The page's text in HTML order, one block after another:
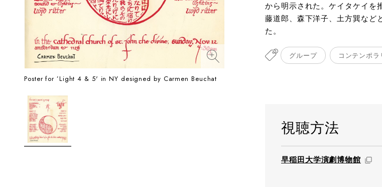
Poster for ’Light 4 & 5' in NY designed by Carmen Beuchat
から明示された。ケイタケイを
藤道郎、森下洋子、土方巽など
た。
グループ コンテンポ
視聴方法
早稲田大学演劇博物館